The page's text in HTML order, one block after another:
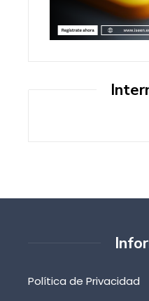
Política de Privacidad